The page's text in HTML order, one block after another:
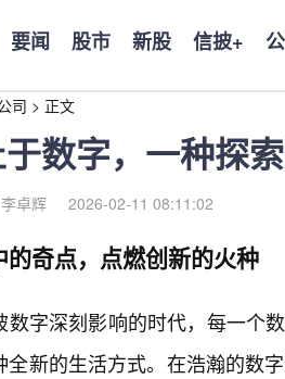
要闻 股市 新股 信披+
司 > 正文
数字，一种探
卓辉 2026-02-11 08:11:02
奇点，点燃创新的火种
字深刻影响的时代，每一个
新的生活方式。在浩瀚的数